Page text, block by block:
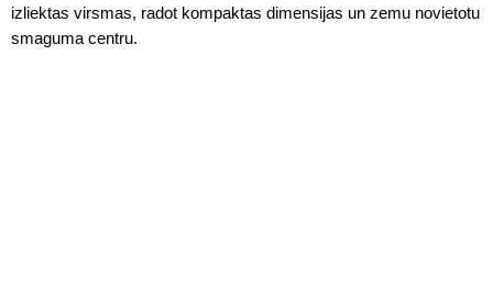
izliektas virsmas, radot kompaktas dimensijas un zemu novietotu
smaguma centru.